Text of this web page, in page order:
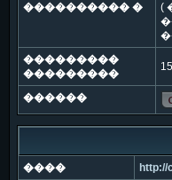
���������� �
(
���������
���������
������
����
http://